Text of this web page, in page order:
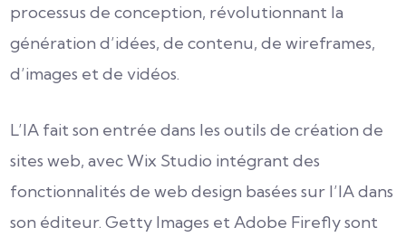
processus de conception, révolutionnant la
génération d’idées, de contenu, de wireframes,
d’images et de vidéos.
L’IA fait son entrée dans les outils de création de
sites web, avec Wix Studio intégrant des
fonctionnalités de web design basées sur l’IA dans
son éditeur. Getty Images et Adobe Firefly sont